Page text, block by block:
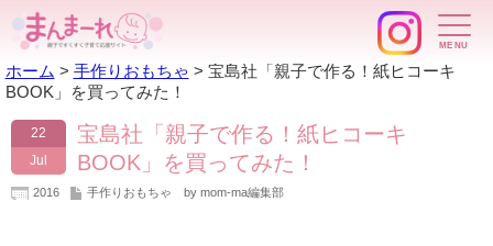
ホーム > 手作りおもちゃ > 宝島社「親子で作る！紙ヒコーキ
BOOK」を買ってみた！
22
Jul
宝島社「親子で作る！紙ヒコーキ
BOOK」を買ってみた！
2016 手作りおもちゃ by mom-ma編集部